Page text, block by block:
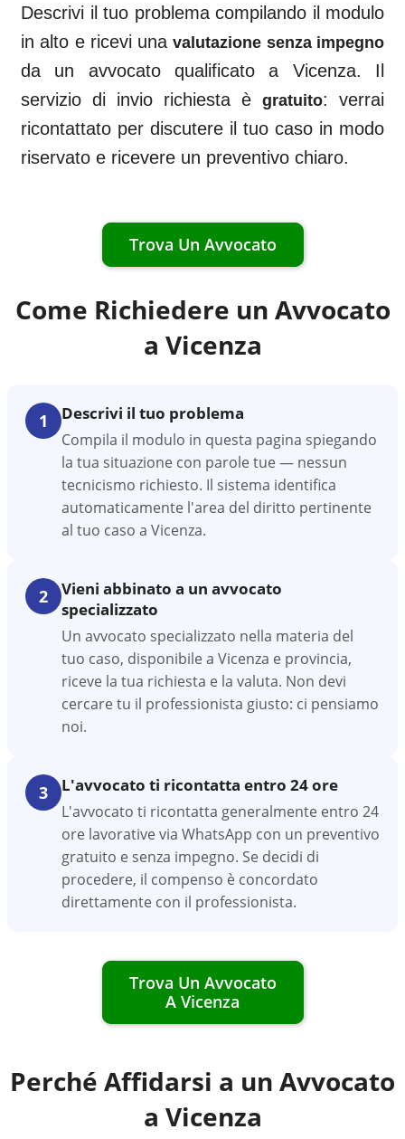
Descrivi il tuo problema compilando il modulo
in alto e ricevi unavalutazione senza impegno
da un avvocato qualificato a Vicenza. Il
servizio di invio richiesta è gratuito: verrai
ricontattato per discutere il tuo caso in modo
riservato e ricevere un preventivo chiaro.
Trova Un Avvocato
Come Richiedere un Avvocato
a Vicenza
1 Descrivi il tuo problema
Compila il modulo in questa pagina spiegando
la tua situazione con parole tue — nessun
tecnicismo richiesto. Il sistema identifica
automaticamente l'area del diritto pertinente
al tuo caso a Vicenza.
2
Vieni abbinato a un avvocato
specializzato
Un avvocato specializzato nella materia del
tuo caso, disponibile a Vicenza e provincia,
riceve la tua richiesta e la valuta. Non devi
cercare tu il professionista giusto: ci pensiamo
noi.
3 L'avvocato ti ricontatta entro 24 ore
L'avvocato ti ricontatta generalmente entro 24
ore lavorative via WhatsApp con un preventivo
gratuito e senza impegno. Se decidi di
procedere, il compenso è concordato
direttamente con il professionista.
Trova Un Avvocato
A Vicenza
Perché Affidarsi a un Avvocato
a Vicenza